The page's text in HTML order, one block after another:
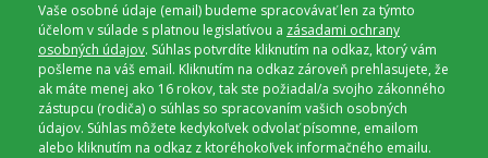
Vaše osobné údaje (email) budeme spracovávať len za týmto
účelom v súlade s platnou legislatívou a zásadami ochrany
osobných údajov. Súhlas potvrdíte kliknutím na odkaz, ktorý vám
pošleme na váš email. Kliknutím na odkaz zároveň prehlasujete, že
ak máte menej ako 16 rokov, tak ste požiadal/a svojho zákonného
zástupcu (rodiča) o súhlas so spracovaním vašich osobných
údajov. Súhlas môžete kedykoľvek odvolať písomne, emailom
alebo kliknutím na odkaz z ktoréhokoľvek informačného emailu.